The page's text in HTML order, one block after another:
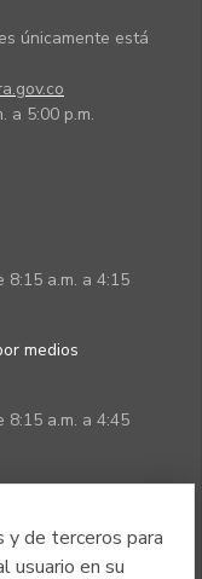
y de terceros para
usuario en su
únicamente está
a 5:00 p.m.
8:15 a.m. a 4:15
medios
8:15 a.m. a 4:45